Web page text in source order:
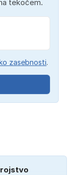
tekočem.
zasebnosti.